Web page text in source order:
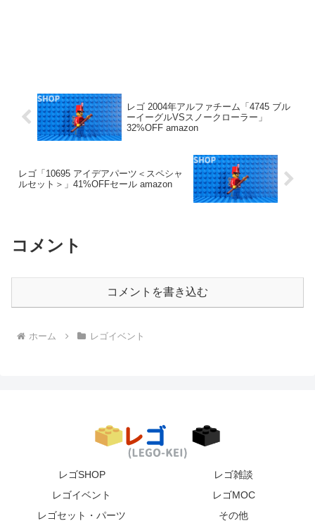
レゴ 2004年アルファチーム「4745 ブル
ーイーグルVSスノークローラー」
32%OFF amazon
レゴ「10695 アイデアパーツ＜スペシャ
ルセット＞」41%OFFセール amazon
コメント
コメントを書き込む
ホーム レゴイベント
レゴSHOP
レゴ雑談
レゴイベント
レゴMOC
レゴセット・パーツ
その他